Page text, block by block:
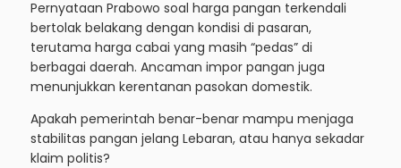
Pernyataan Prabowo soal harga pangan terkendali
bertolak belakang dengan kondisi di pasaran,
terutama harga cabai yang masih “pedas” di
berbagai daerah. Ancaman impor pangan juga
menunjukkan kerentanan pasokan domestik.
Apakah pemerintah benar-benar mampu menjaga
stabilitas pangan jelang Lebaran, atau hanya sekadar
klaim politis?